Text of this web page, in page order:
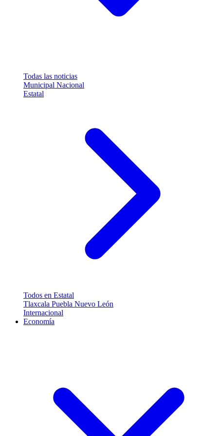
Todas las noticias
Municipal Nacional
Estatal
Todos en Estatal
Tlaxcala Puebla Nuevo León
Internacional
Economía